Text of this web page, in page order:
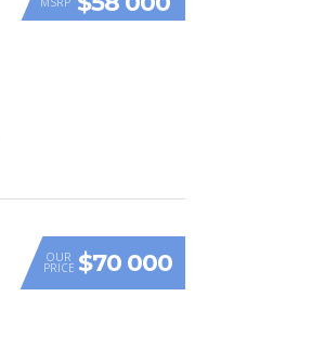
OUR
PRICE $70 000